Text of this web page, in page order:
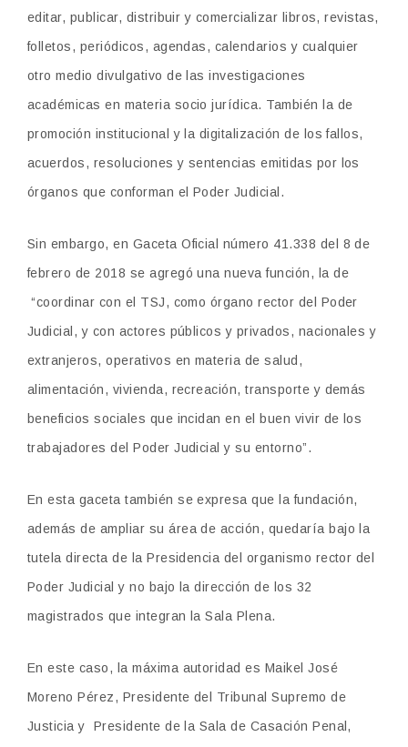
editar, publicar, distribuir y comercializar libros, revistas,
folletos, periódicos, agendas, calendarios y cualquier
otro medio divulgativo de las investigaciones
académicas en materia socio jurídica. También la de
promoción institucional y la digitalización de los fallos,
acuerdos, resoluciones y sentencias emitidas por los
órganos que conforman el Poder Judicial.
Sin embargo, en Gaceta Oficial número 41.338 del 8 de
febrero de 2018 se agregó una nueva función, la de
“coordinar con el TSJ, como órgano rector del Poder
Judicial, y con actores públicos y privados, nacionales y
extranjeros, operativos en materia de salud,
alimentación, vivienda, recreación, transporte y demás
beneficios sociales que incidan en el buen vivir de los
trabajadores del Poder Judicial y su entorno”.
En esta gaceta también se expresa que la fundación,
además de ampliar su área de acción, quedaría bajo la
tutela directa de la Presidencia del organismo rector del
Poder Judicial y no bajo la dirección de los 32
magistrados que integran la Sala Plena.
En este caso, la máxima autoridad es Maikel José
Moreno Pérez, Presidente del Tribunal Supremo de
Justicia y Presidente de la Sala de Casación Penal ,